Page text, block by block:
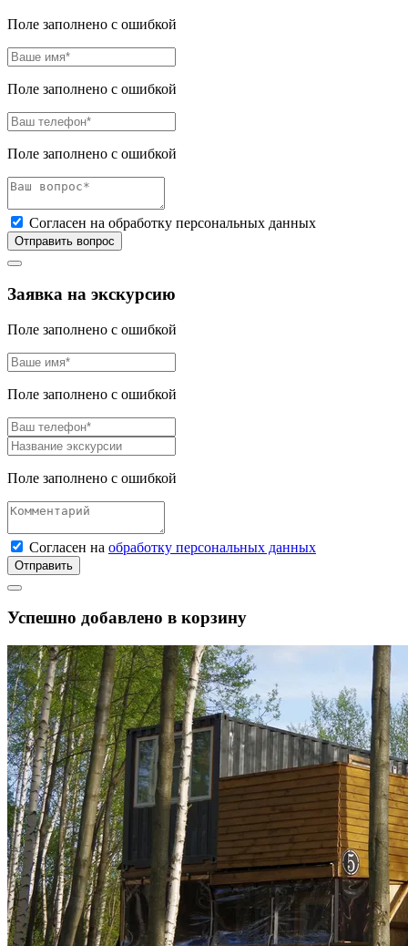
Поле заполнено с ошибкой
Поле заполнено с ошибкой
Поле заполнено с ошибкой
Согласен на обработку персональных данных
Отправить вопрос
Заявка на экскурсию
Поле заполнено с ошибкой
Поле заполнено с ошибкой
Поле заполнено с ошибкой
Согласен на обработку персональных данных
Отправить
Успешно добавлено в корзину